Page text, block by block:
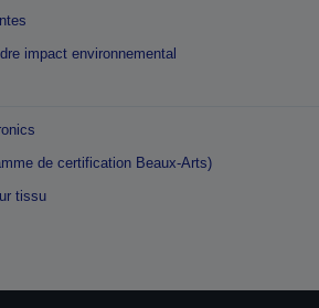
impact environnemental
de certification Beaux-Arts)
tissu